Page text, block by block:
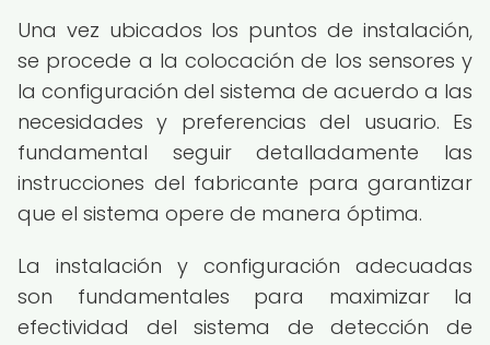
Una vez ubicados los puntos de instalación,
se procede a la colocación de los sensores y
la configuración del sistema de acuerdo a las
necesidades y preferencias del usuario. Es
fundamental seguir detalladamente las
instrucciones del fabricante para garantizar
que el sistema opere de manera óptima.
La instalación y configuración adecuadas
son fundamentales para maximizar la
efectividad del sistema de detección de